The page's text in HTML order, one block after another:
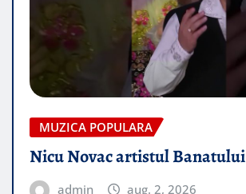
MUZICA POPULARA
Nicu Novac artistul Banatului
admin aug. 2, 2026